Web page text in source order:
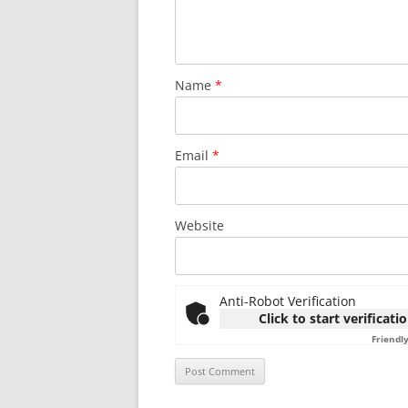
Name *
Email *
Website
Anti-Robot Verification
Click to start
Friendly